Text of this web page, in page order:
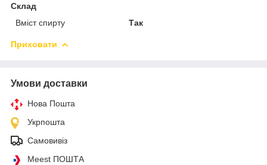
Склад
Вміст спирту
Так
Приховати
Умови доставки
Нова Пошта
Укрпошта
Самовивіз
Meest ПОШТА